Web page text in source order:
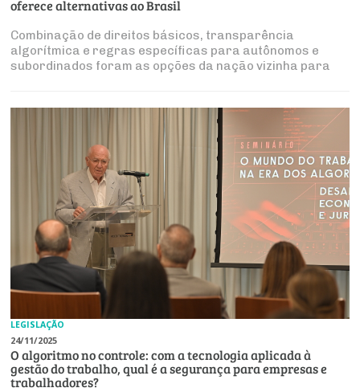
Turismo
PROJETOS ESPECIAIS:
Afixação de preços e fiscalização
COP30
Serviços
SESC
SENAC
Prêmio de Sustentabilidade
Conselho Estadual de Defesa do Contribuinte
Conselho Superior de Direito
Conselho do Comércio Atacadista
Conselho de Serviços
Conselho de Relações Internacionais
Conselho de Sustentabilidade
Conselho de Comércio Eletrônico
Advocacy
oferece alternativas ao Brasil
Combinação de direitos básicos, transparência
algorítmica e regras específicas para autônomos e
subordinados foram as opções da nação vizinha para
LEGISLAÇÃO
24/11/2025
O algoritmo no controle: com a tecnologia aplicada à
gestão do trabalho, qual é a segurança para empresas e
trabalhadores?